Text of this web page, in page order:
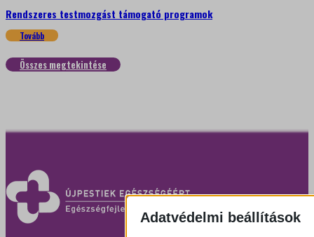
Rendszeres testmozgást támogató programok
Tovább
Összes megtekintése
Adatvédelmi beállítások